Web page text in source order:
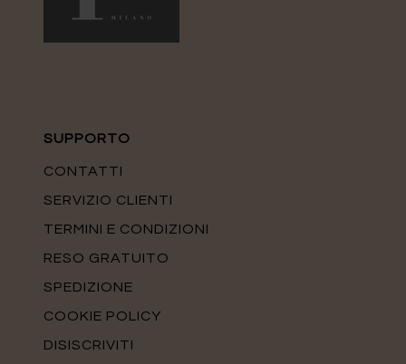
SUPPORTO
CONTATTI
SERVIZIO CLIENTI
TERMINI E CONDIZIONI
RESO GRATUITO
SPEDIZIONE
COOKIE POLICY
DISISCRIVITI